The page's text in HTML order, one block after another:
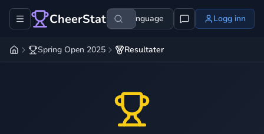
CheerStats Language Logg inn
Spring Open 2025 Resultater